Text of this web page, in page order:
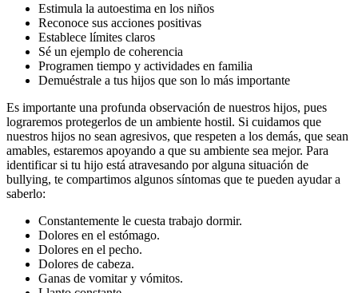
Estimula la autoestima en los niños
Reconoce sus acciones positivas
Establece límites claros
Sé un ejemplo de coherencia
Programen tiempo y actividades en familia
Demuéstrale a tus hijos que son lo más importante
Es importante una profunda observación de nuestros hijos, pues
lograremos protegerlos de un ambiente hostil. Si cuidamos que
nuestros hijos no sean agresivos, que respeten a los demás, que sean
amables, estaremos apoyando a que su ambiente sea mejor. Para
identificar si tu hijo está atravesando por alguna situación de
bullying, te compartimos algunos síntomas que te pueden ayudar a
saberlo:
Constantemente le cuesta trabajo dormir.
Dolores en el estómago.
Dolores en el pecho.
Dolores de cabeza.
Ganas de vomitar y vómitos.